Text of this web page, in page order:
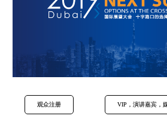
观众注册 VIP，演讲嘉宾，